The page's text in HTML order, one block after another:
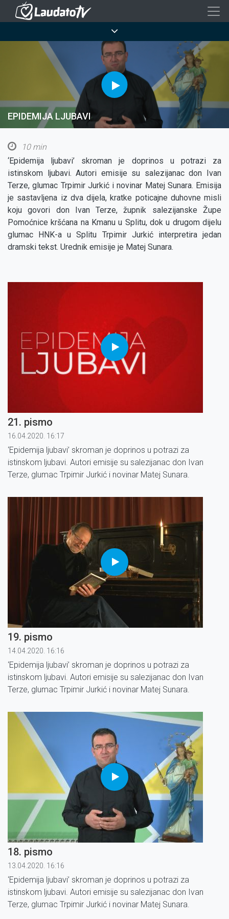
Skoči
sadržaj
EPIDEMIJA LJUBAVI
10 min
‘Epidemija ljubavi’ skroman je doprinos u potrazi za
istinskom ljubavi. Autori emisije su salezijanac don Ivan
Terze, glumac Trpimir Jurkić i novinar Matej Sunara. Emisija
je sastavljena iz dva dijela, kratke poticajne duhovne misli
koju govori don Ivan Terze, župnik salezijanske Župe
Pomoćnice kršćana na Kmanu u Splitu, dok u drugom dijelu
glumac HNK-a u Splitu Trpimir Jurkić interpretira jedan
dramski tekst. Urednik emisije je Matej Sunara.
21. pismo
16.04.2020. 16:17
‘Epidemija ljubavi’ skroman je doprinos u potrazi za
istinskom ljubavi. Autori emisije su salezijanac don Ivan
Terze, glumac Trpimir Jurkić i novinar Matej Sunara.
19. pismo
14.04.2020. 16:16
‘Epidemija ljubavi’ skroman je doprinos u potrazi za
istinskom ljubavi. Autori emisije su salezijanac don Ivan
Terze, glumac Trpimir Jurkić i novinar Matej Sunara.
18. pismo
13.04.2020. 16:16
‘Epidemija ljubavi’ skroman je doprinos u potrazi za
istinskom ljubavi. Autori emisije su salezijanac don Ivan
Terze, glumac Trpimir Jurkić i novinar Matej Sunara.